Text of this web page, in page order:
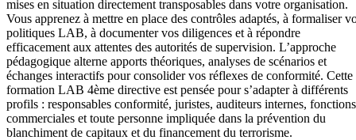
mises en situation directement transposables dans votre organisation.
Vous apprenez à mettre en place des contrôles adaptés, à formaliser
politiques LAB, à documenter vos diligences et à répondre
efficacement aux attentes des autorités de supervision. L’approche
pédagogique alterne apports théoriques, analyses de scénarios et
échanges interactifs pour consolider vos réflexes de conformité. Cette
formation LAB 4ème directive est pensée pour s’adapter à différents
profils : responsables conformité, juristes, auditeurs internes, fonctions
commerciales et toute personne impliquée dans la prévention du
blanchiment de capitaux et du financement du terrorisme.